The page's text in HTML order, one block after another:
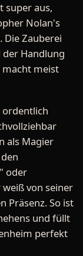
super aus,
Nolan's
Die Zauberei
Handlung
macht meist
ordentlich
als Magier
oder
von seiner
Präsenz. So ist
und füllt
perfekt